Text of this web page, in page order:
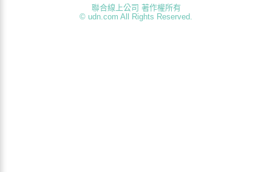
聯合線上公司 著作權所有
© udn.com All Rights Reserved.